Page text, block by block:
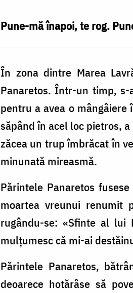
Pune-mă înapoi, te rog.
În zona dintre Marea
Panaretos. Într-un timp,
pentru a avea o
săpând în acel loc pietros,
zăcea un trup îmbrăcat în
minunată mireasmă.
Părintele Panaretos
moartea vreunui renumit
rugându-se: «Sfinte al
mulţumesc că mi-ai
Părintele Panaretos,
deoarece hotărâse să